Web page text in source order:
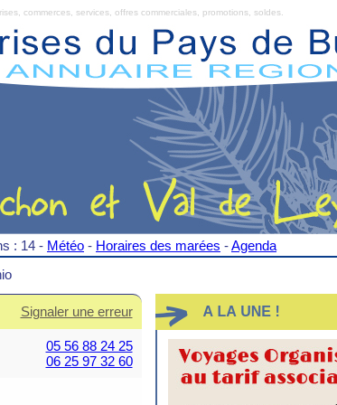
commerces, services, offres commerciales, promotions, soldes.
: 14 - Météo - Horaires des marées -Agenda
Signaler une erreur
05 56 88 24 25
06 25 97 32 60